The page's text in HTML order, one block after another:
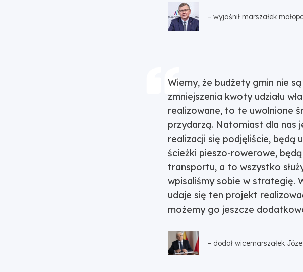
– wyjaśnił marszałek
Wiemy, że budżety gmin nie
zmniejszenia kwoty udziału
realizowane, to te uwolnione
przydarzą. Natomiast dla nas
realizacji się podjęliście, będą
ścieżki pieszo-rowerowe,
transportu, a to wszystko
wpisaliśmy sobie w strategię.
udaje się ten projekt
możemy go jeszcze
– dodał wicemarszałek